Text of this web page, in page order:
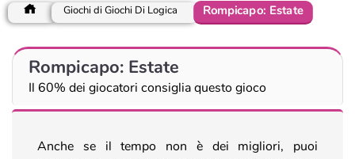
Giochi di Giochi Di Logica Rompicapo: Estate
Rompicapo: Estate
Il 60% dei giocatori consiglia questo gioco
Anche se il tempo non è dei migliori, puoi